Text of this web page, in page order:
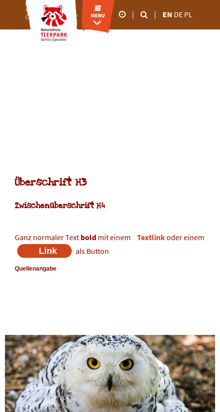
Our business hours
| | EN DE PL
Überschrift H3
Zwischenüberschrift H4
Ganz normaler Text bold mit einem Textlinkoder einem
Link
als Button
Quellenangabe